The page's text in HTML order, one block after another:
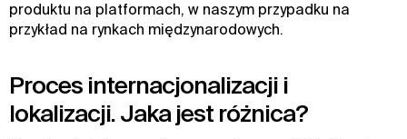
produktu na platformach, w naszym przypadku na
przykład na rynkach międzynarodowych.
Proces internacjonalizacji i
lokalizacji. Jaka jest różnica?